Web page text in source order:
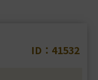
ID：41532